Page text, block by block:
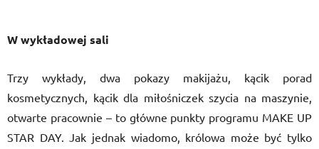
W wykładowej sali
Trzy wykłady, dwa pokazy makijażu, kącik porad
kosmetycznych, kącik dla miłośniczek szycia na maszynie,
otwarte pracownie – to główne punkty programu MAKE UP
STAR DAY. Jak jednak wiadomo, królowa może być tylko